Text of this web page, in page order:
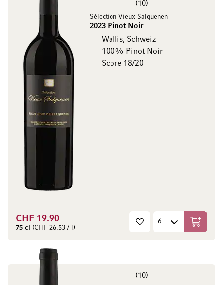
10
Sélection Vieux Salquenen
2023 Pinot Noir
Wallis, Schweiz
100% Pinot Noir
Score 18/20
CHF 19.90
75 cl (CHF 26.53 / l) In den
10